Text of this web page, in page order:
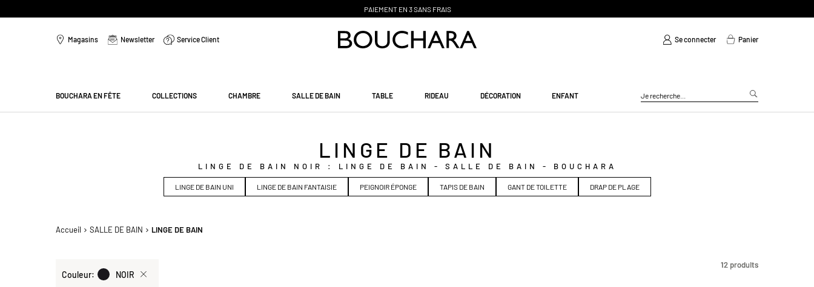
CLICK & COLLECT PRÊT SOUS 48H
Magasins Newsletter Service Client Se connecter Panier
BOUCHARA EN FÊTE COLLECTIONS CHAMBRE SALLE DE BAIN TABLE RIDEAU DÉCORATION ENFANT
LINGE DE BAIN NOIR : LINGE DE BAIN - SALLE DE BAIN - BOUCHARA
LINGE DE BAIN
LINGE DE BAIN UNI LINGE DE BAIN FANTAISIE PEIGNOIR ÉPONGE TAPIS DE BAIN GANT DE TOILETTE DRAP DE PLAGE
Accueil SALLE DE BAIN LINGE DE BAIN
actuelle
Couleur NOIR
12 produits
12 produits